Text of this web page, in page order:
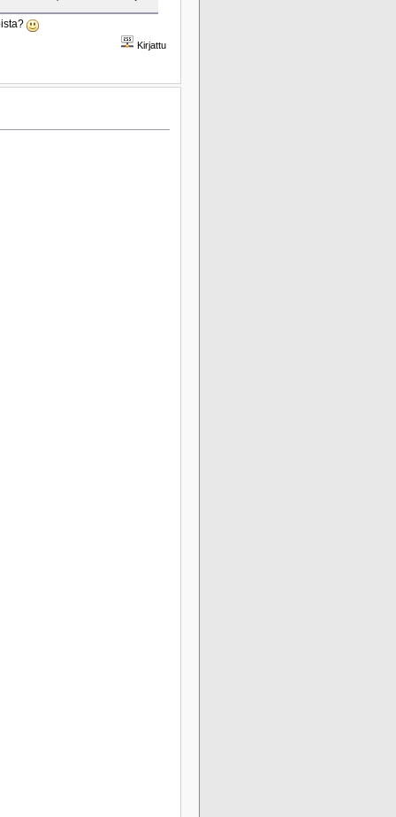
Kirjattu